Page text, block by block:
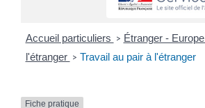
Accueil particuliers > Étranger - Europe
l'étranger > Travail au pair à l'étranger
Fiche pratique